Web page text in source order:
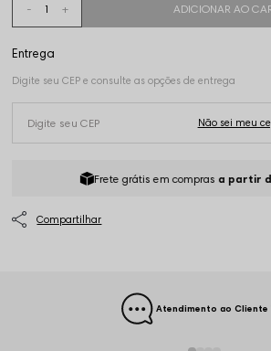
Frete grátis em compras a partir
Atendimento ao Cliente